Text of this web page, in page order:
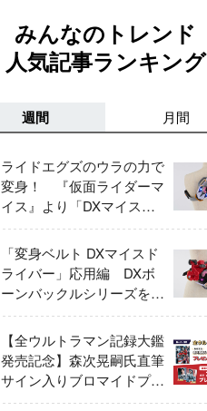
みんなのトレンド
人気記事ランキング
週間 月間
ライドエグズのウラの力で
変身！ 『仮面ライダーマ
イス』より「DXマイスド
ライバー」＆「DXマイス
エッジ」レビュー！
「変身ベルト DXマイスド
ライバー」応用編 DXボ
ーンバックルシリーズをレ
ビュー！
【全ウルトラマン記録大鑑
発売記念】森次晃嗣氏直筆
サイン入りブロマイドプレ
ゼントキャンペーン開催！